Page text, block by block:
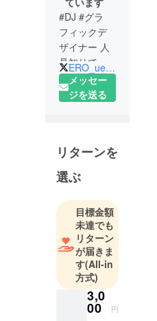
#DJ #グラ
フィックデ
ザイナー 人
見知りで友
達0人の人生
から#西野亮
レス小谷 く
んと出会い
様々なイベ
ント主催・
出演経験を
する／#えん
とつ町のプ
ペル 映画館
読み聞かせ
／おとぎ町
フェス／ア
ERO_uekiyo
メッセー
ジを送る
リターンを
選ぶ
目標金額
未達でも
リターン
が届きま
す(All-in
方式)
3,0
00 円